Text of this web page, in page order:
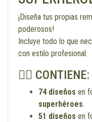
¡Diseña tus propias
poderosos!
Incluye todo lo que
con estilo profesional.
🦸‍♂️ CONTIENE:
74 diseños en
superhéroes.
51 diseños en